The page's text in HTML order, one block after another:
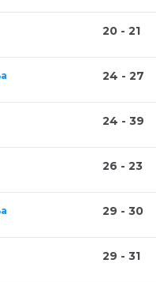
20 - 21
24 - 27
24 - 39
26 - 23
29 - 30
29 - 31